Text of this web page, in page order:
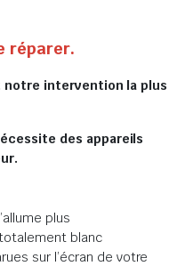
réparer.
notre intervention la plus
des appareils
plus
blanc
sur l’écran de votre